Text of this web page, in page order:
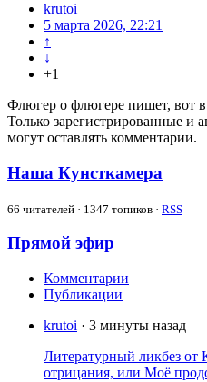
krutoi
5 марта 2026, 22:21
↑
↓
+1
Флюгер о флюгере пишет, вот
Только зарегистрированные и
могут оставлять комментарии.
Наша Кунсткамера
66 читателей · 1347 топиков · RSS
Прямой эфир
Комментарии
Публикации
krutoi · 3 минуты назад
Литературный ликбез от
отрицания, или Моё